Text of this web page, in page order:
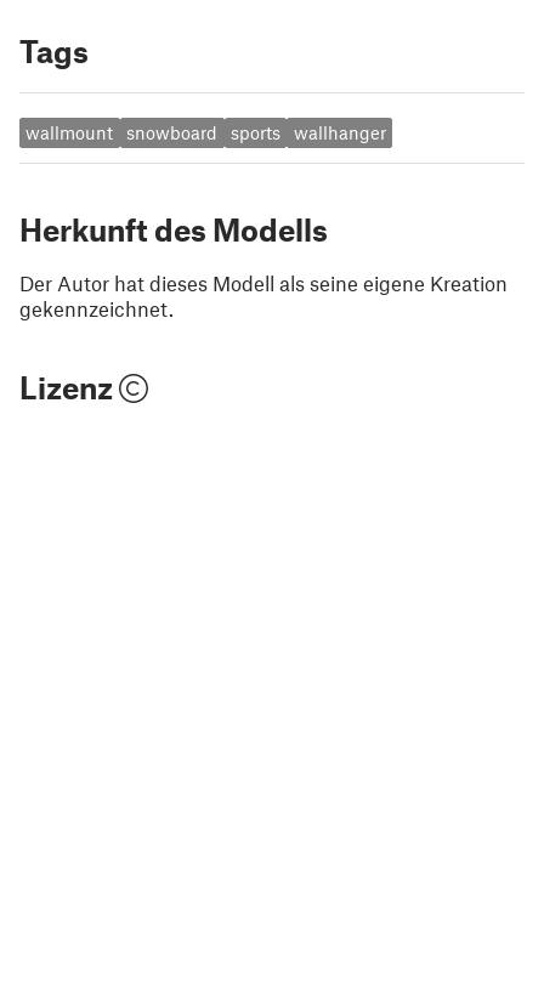
Tags
wallmount snowboard sports wallhanger
Herkunft des Modells
Der Autor hat dieses Modell als seine eigene Kreation
gekennzeichnet.
Lizenz